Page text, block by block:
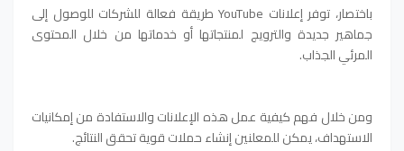
باختصار، توفر إعلانات YouTube طريقة فعالة للشركات للوصول إلى
جماهير جديدة والترويج لمنتجاتها أو خدماتها من خلال المحتوى
المرئي الجذاب.
ومن خلال فهم كيفية عمل هذه الإعلانات والاستفادة من إمكانيات
الاستهداف، يمكن للمعلنين إنشاء حملات قوية تحقق النتائج.